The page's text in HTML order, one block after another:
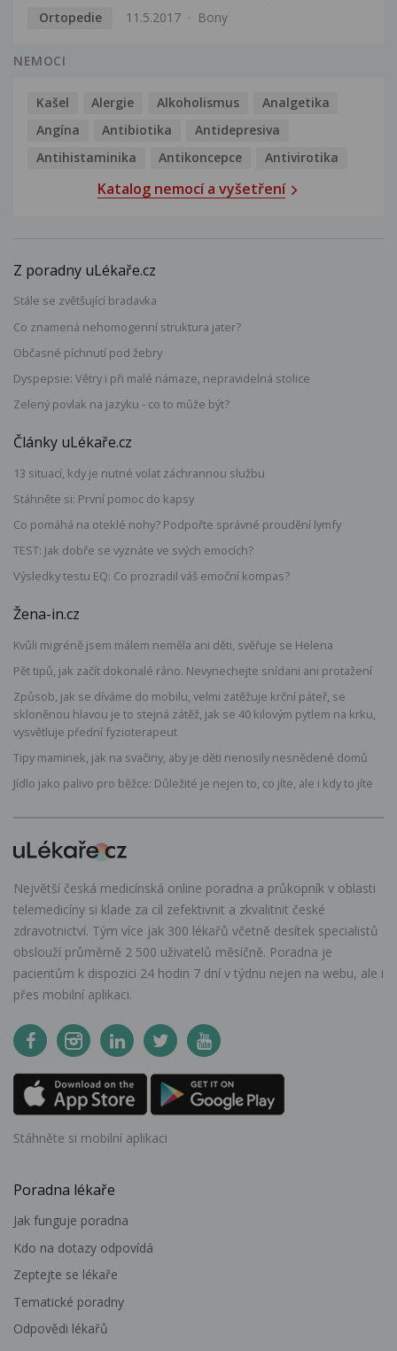
Ortopedie
11.5.2017 Bony
NEMOCI
Kašel Alergie Alkoholismus
Analgetika
Angína
Antibiotika
Antidepresiva
Antihistaminika
Antikoncepce Antivirotika
Katalog nemocí a vyšetření
Z poradny uLékaře.cz
Stále se zvětšující bradavka
Co znamená nehomogenní struktura jater?
Občasné píchnutí pod žebry
Dyspepsie: Větry i při malé námaze, nepravidelná stolice
Zelený povlak na jazyku - co to může být?
Články uLékaře.cz
13 situací, kdy je nutné volat záchrannou službu
Stáhněte si: První pomoc do kapsy
Co pomáhá na oteklé nohy? Podpořte správné proudění lymfy
TEST: Jak dobře se vyznáte ve svých emocích?
Výsledky testu EQ: Co prozradil váš emoční kompas?
Žena-in.cz
Kvůli migréně jsem málem neměla ani děti, svěřuje se Helena
Pět tipů, jak začít dokonalé ráno. Nevynechejte snídani ani protažení
Způsob, jak se díváme do mobilu, velmi zatěžuje krční páteř, se
skloněnou hlavou je to stejná zátěž, jak se 40 kilovým pytlem na krku,
vysvětluje přední fyzioterapeut
Tipy maminek, jak na svačiny, aby je děti nenosily nesnědené domů
Jídlo jako palivo pro běžce: Důležité je nejen to, co jíte, ale i kdy to jíte
Největší česká medicínská online poradna a průkopník v oblasti
telemedicíny si klade za cíl zefektivnit a zkvalitnit české
zdravotnictví. Tým více jak 300 lékařů včetně desítek specialistů
obslouží průměrně 2 500 uživatelů měsíčně. Poradna je
pacientům k dispozici 24 hodin 7 dní v týdnu nejen na webu, ale i
přes mobilní aplikaci.
Stáhněte si mobilní aplikaci
Poradna lékaře
Jak funguje poradna
Kdo na dotazy odpovídá
Zeptejte se lékaře
Tematické poradny
Odpovědi lékařů